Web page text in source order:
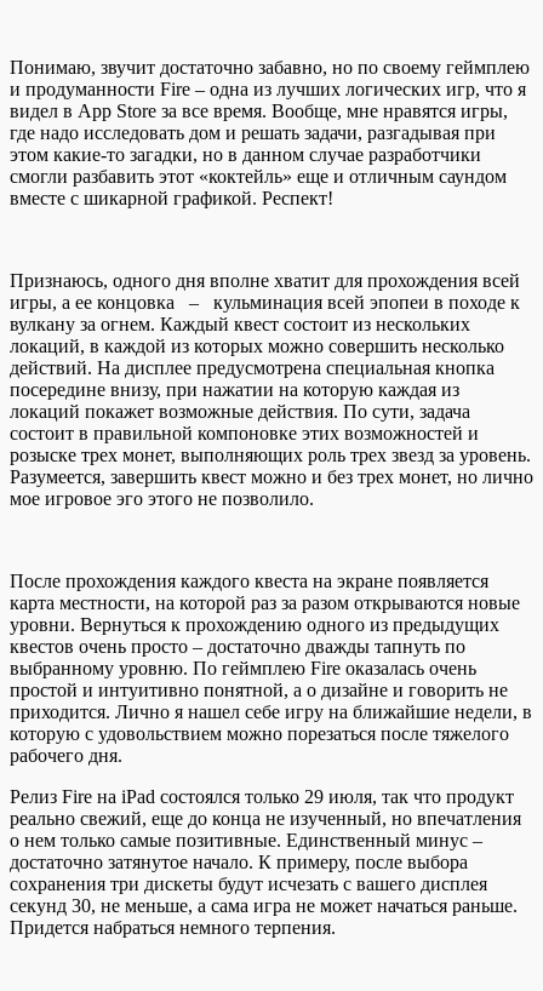
Понимаю, звучит достаточно забавно, но по своему геймплею
и продуманности Fire – одна из лучших логических игр, что я
видел в App Store за все время. Вообще, мне нравятся игры,
где надо исследовать дом и решать задачи, разгадывая при
этом какие-то загадки, но в данном случае разработчики
смогли разбавить этот «коктейль» еще и отличным саундом
вместе с шикарной графикой. Респект!
Признаюсь, одного дня вполне хватит для прохождения всей
игры, а ее концовка – кульминация всей эпопеи в походе к
вулкану за огнем. Каждый квест состоит из нескольких
локаций, в каждой из которых можно совершить несколько
действий. На дисплее предусмотрена специальная кнопка
посередине внизу, при нажатии на которую каждая из
локаций покажет возможные действия. По сути, задача
состоит в правильной компоновке этих возможностей и
розыске трех монет, выполняющих роль трех звезд за уровень.
Разумеется, завершить квест можно и без трех монет, но лично
мое игровое эго этого не позволило.
После прохождения каждого квеста на экране появляется
карта местности, на которой раз за разом открываются новые
уровни. Вернуться к прохождению одного из предыдущих
квестов очень просто – достаточно дважды тапнуть по
выбранному уровню. По геймплею Fire оказалась очень
простой и интуитивно понятной, а о дизайне и говорить не
приходится. Лично я нашел себе игру на ближайшие недели, в
которую с удовольствием можно порезаться после тяжелого
рабочего дня.
Релиз Fire на iPad состоялся только 29 июля, так что продукт
реально свежий, еще до конца не изученный, но впечатления
о нем только самые позитивные. Единственный минус –
достаточно затянутое начало. К примеру, после выбора
сохранения три дискеты будут исчезать с вашего дисплея
секунд 30, не меньше, а сама игра не может начаться раньше.
Придется набраться немного терпения.